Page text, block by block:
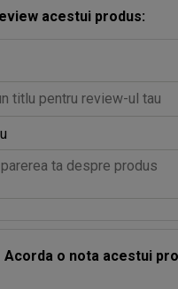
acestui produs:
Acorda o nota acestui